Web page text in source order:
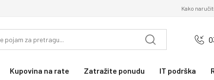
Kako
Kupovina na rate Zatražite ponudu IT podrška